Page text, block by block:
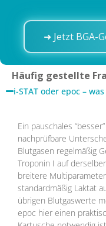
➜ Jetzt BGA-
Häufig gestellte
i-STAT oder epoc –
Ein pauschales
nachprüfbare
Blutgasen regelmäßig
Troponin I auf
breitere
standardmäßig Laktat
übrigen Blutgaswerte
epoc hier einen